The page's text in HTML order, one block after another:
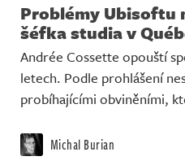
Problémy Ubisoftu
šéfka studia v
Andrée Cossette opouští
letech. Podle prohlášení
probíhajícími obviněními,
Michal Burian